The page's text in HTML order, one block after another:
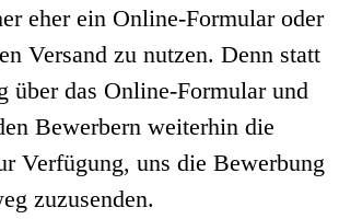
eher ein Online-Formular oder
Versand zu nutzen. Denn statt
über das Online-Formular und
Bewerbern weiterhin die
Verfügung, uns die Bewerbung
zuzusenden.